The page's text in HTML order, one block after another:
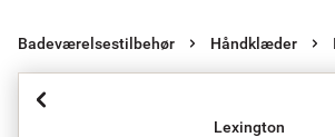
Badeværelsestilbehør Håndklæder
Lexington